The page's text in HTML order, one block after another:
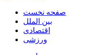
صفحه نخست
بین الملل
اقتصادی
ورزشی